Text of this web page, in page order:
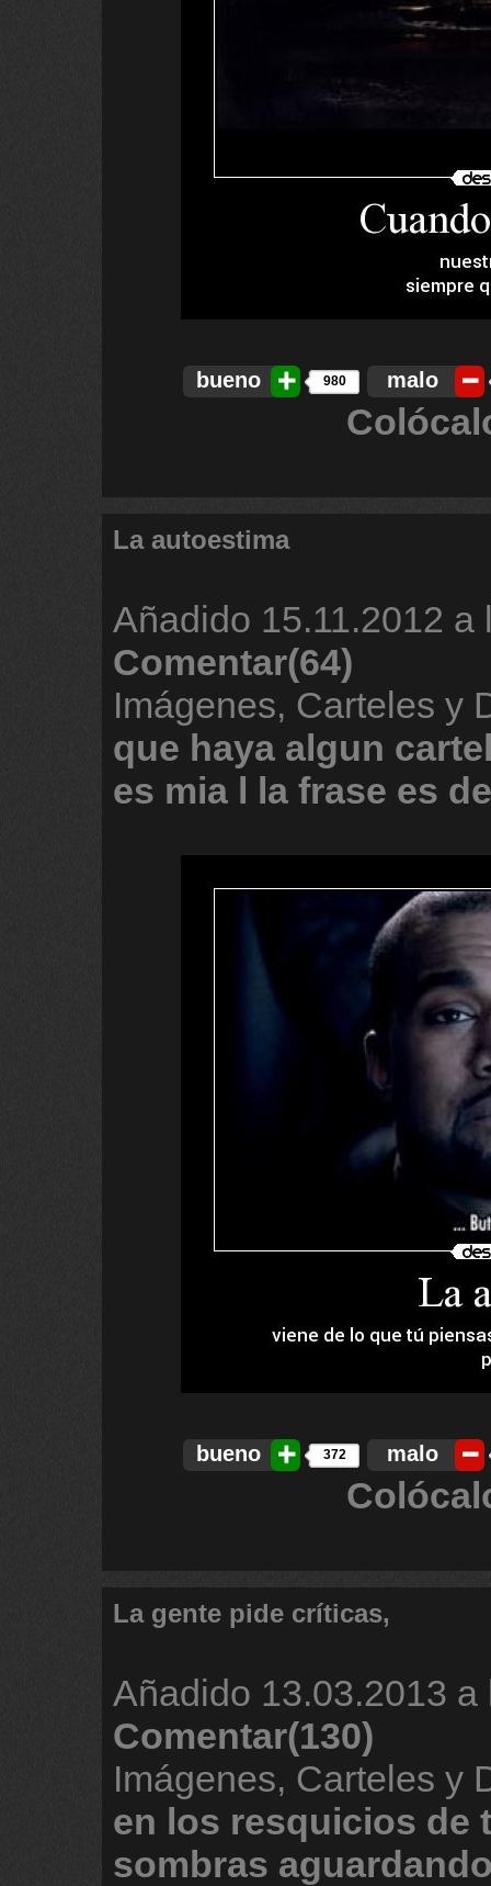
bueno 980 malo
La autoestima
Añadido 15.11.2012 a
Comentar(64)
Imágenes, Carteles y
que haya algun
es mia l la frase es de
bueno 372 malo
La gente pide críticas,
Añadido 13.03.2013 a
Comentar(130)
Imágenes, Carteles y
en los resquicios de
sombras